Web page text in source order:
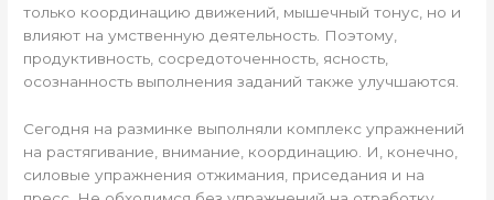
только координацию движений, мышечный тонус, но и
влияют на умственную деятельность. Поэтому,
продуктивность, сосредоточенность, ясность,
осознанность выполнения заданий также улучшаются.
Сегодня на разминке выполняли комплекс упражнений
на растягивание, внимание, координацию. И, конечно,
силовые упражнения отжимания, приседания и на